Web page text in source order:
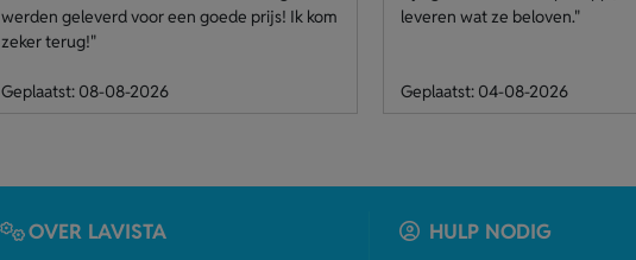
werden geleverd voor een goede prijs! Ik kom
zeker terug!"
Geplaatst: 08-08-2026
leveren wat ze beloven."
Geplaatst: 04-08-2026
OVER LAVISTA HULP NODIG